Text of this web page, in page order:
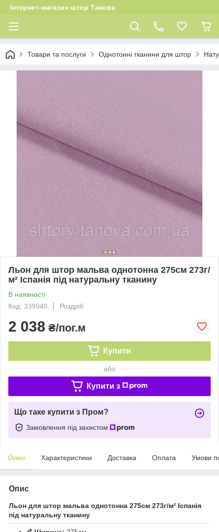
Інтернет-магазин штор Танова
Товари та послуги Однотонні тканини для штор
Льон для штор мальва однотонна 275см 273г/
м² Іспанія під натуральну тканину
В наявності
Код: 339940
Роздріб
2 038 ₴/пог.м
Купити
або
Купити з
Що таке купити з Пром?
Замовлення під захистом
Опис Характеристики Доставка Оплата Умови
Опис
Льон для штор мальва однотонна 275см 273г/м² Іспанія
під натуральну тканину